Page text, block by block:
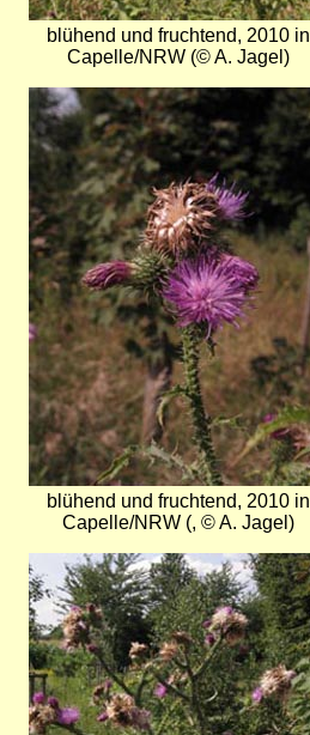
blühend und fruchtend, 2010 in
Capelle/NRW (© A. Jagel)
Bild
blühend und fruchtend, 2010 in
Capelle/NRW (, © A. Jagel)
Bild